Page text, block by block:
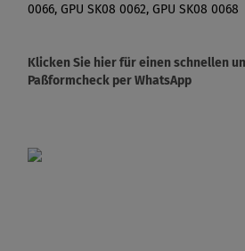
0066, GPU SK08 0062, GPU SK08 0068
Klicken Sie hier für einen schnellen
Paßformcheck per WhatsApp